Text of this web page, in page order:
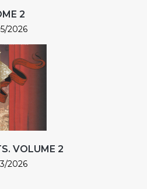
2
2026
VOLUME 2
2026